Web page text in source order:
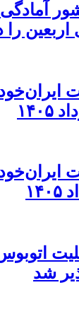
را
بلیت
شد